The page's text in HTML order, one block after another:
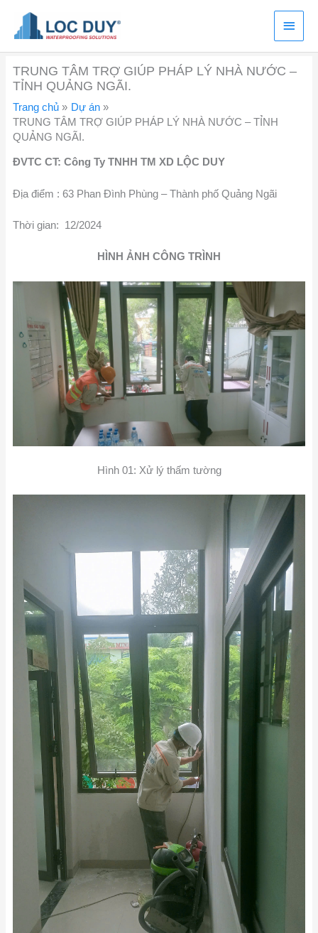
dung
Menu
chính
TRUNG TÂM TRỢ GIÚP PHÁP LÝ NHÀ NƯỚC –
TỈNH QUẢNG NGÃI.
Trang chủ
Dự án
TRUNG TÂM TRỢ GIÚP PHÁP LÝ NHÀ NƯỚC – TỈNH
QUẢNG NGÃI.
ĐVTC CT: Công Ty TNHH TM XD LỘC DUY
Địa điểm : 63 Phan Đình Phùng – Thành phố Quảng Ngãi
Thời gian: 12/2024
HÌNH ẢNH CÔNG TRÌNH
Hình 01: Xử lý thấm tường